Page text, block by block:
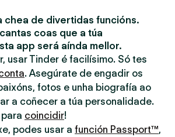
chea de divertidas funcións.
coas que a túa
app será aínda mellor.
usar Tinder é facilísimo. Só tes
. Asegúrate de engadir os
fotos e unha biografía ao
a coñecer a túa personalidade.
coincidir!
podes usar a función Passport™,